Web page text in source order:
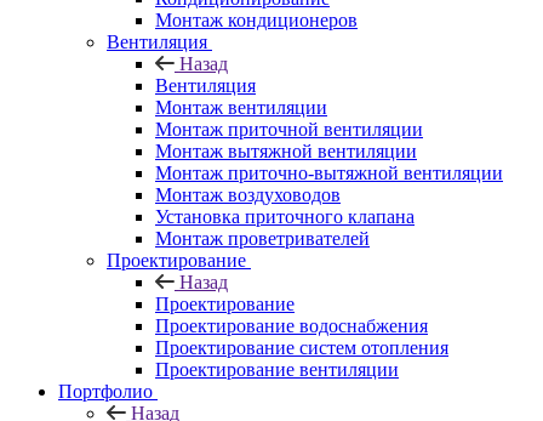
Монтаж кондиционеров
Вентиляция
Назад
Вентиляция
Монтаж вентиляции
Монтаж приточной вентиляции
Монтаж вытяжной вентиляции
Монтаж приточно-вытяжной вентиляции
Монтаж воздуховодов
Установка приточного клапана
Монтаж проветривателей
Проектирование
Назад
Проектирование
Проектирование водоснабжения
Проектирование систем отопления
Проектирование вентиляции
Портфолио
Назад